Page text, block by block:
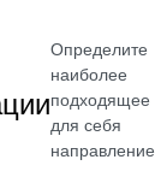
Определите
наиболее
подходящее
для себя
направление